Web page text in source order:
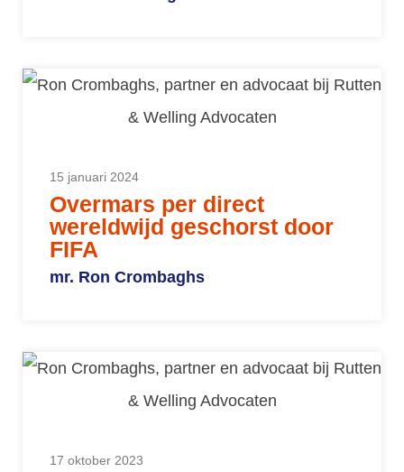
15 januari 2024
Overmars per direct
wereldwijd geschorst door
FIFA
mr. Ron Crombaghs
17 oktober 2023